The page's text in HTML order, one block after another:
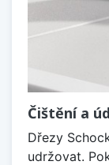
Čištění a
Dřezy
udržovat.